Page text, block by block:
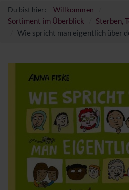
Du bist hier: Willkommen
Sortiment im Überblick
Sterben,
Wie spricht man eigentlich über